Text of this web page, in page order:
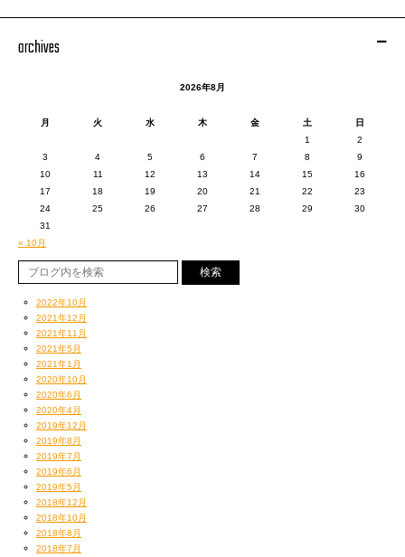
archives
2026年8月
月 火 水 木 金 土
日
1
2
3
4 5 6 7 8
9
10
11 12 13 14 15
16
17
18 19 20 21 22
23
24
25 26 27 28 29
30
31
« 10月
2022年10月
2021年12月
2021年11月
2021年5月
2021年1月
2020年10月
2020年6月
2020年4月
2019年12月
2019年8月
2019年7月
2019年6月
2019年5月
2018年12月
2018年10月
2018年8月
2018年7月